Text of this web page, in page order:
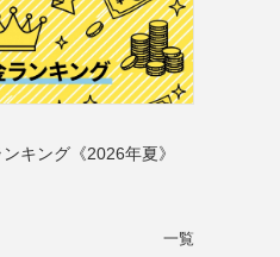
キング《2026年夏》
一覧